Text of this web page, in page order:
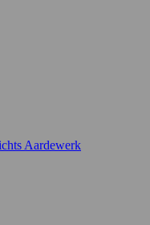
Aardewerk